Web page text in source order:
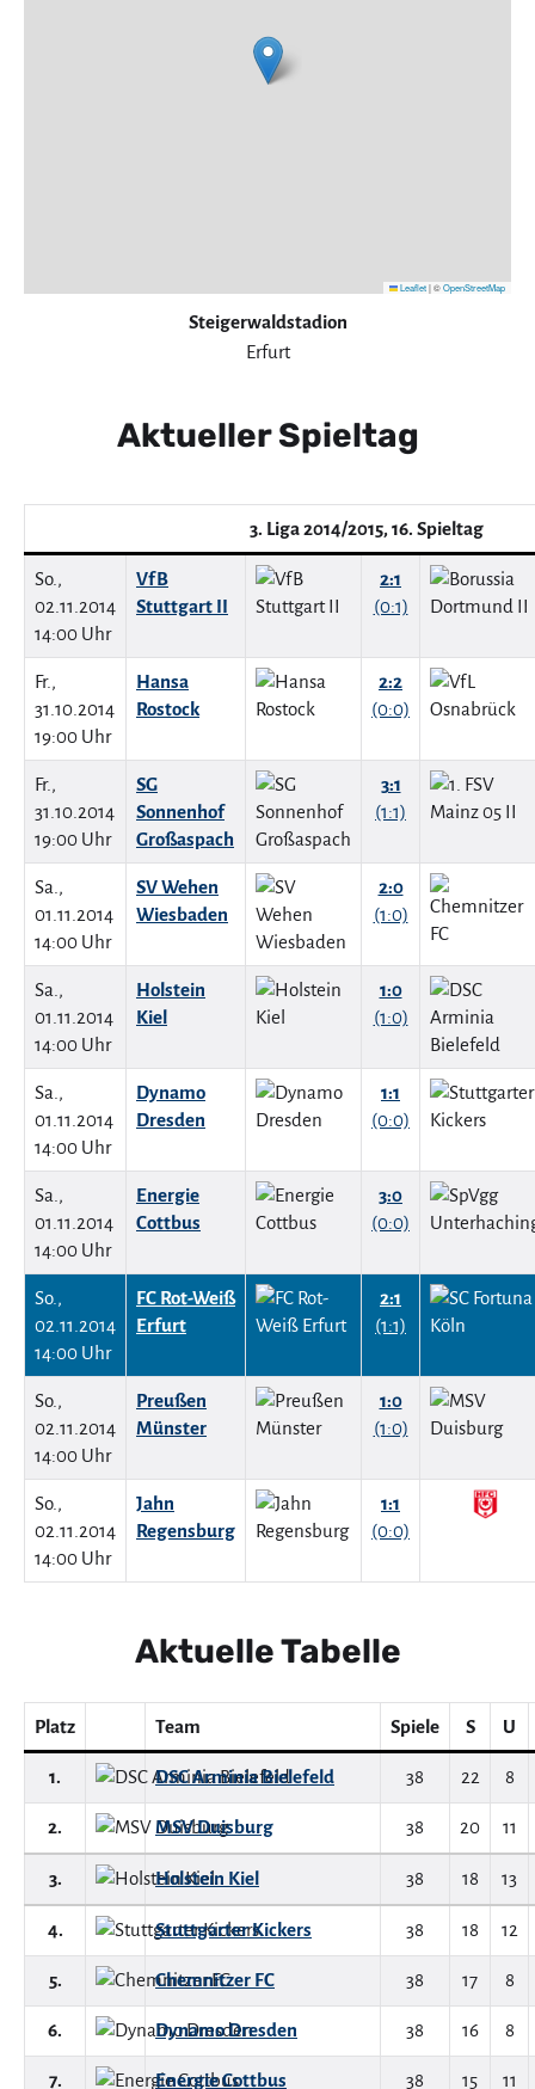
Leaflet|©OpenStreetMap
Steigerwaldstadion
Erfurt
Aktueller Spieltag
3. Liga 2014/2015, 16. Spieltag
So.,
02.11.2014
14:00 Uhr
VfB
Stuttgart II
2:1
(0:1)
Fr.,
31.10.2014
19:00 Uhr
Hansa
Rostock
2:2
(0:0)
Fr.,
31.10.2014
19:00 Uhr
SG
Sonnenhof
Großaspach
3:1
(1:1)
Sa.,
01.11.2014
14:00 Uhr
SV Wehen
Wiesbaden
2:0
(1:0)
Sa.,
01.11.2014
14:00 Uhr
Holstein
Kiel
1:0
(1:0)
Sa.,
01.11.2014
14:00 Uhr
Dynamo
Dresden
1:1
(0:0)
Sa.,
01.11.2014
14:00 Uhr
Energie
Cottbus
3:0
(0:0)
So.,
02.11.2014
14:00 Uhr
FC Rot-Weiß
Erfurt
2:1
(1:1)
So.,
02.11.2014
14:00 Uhr
Preußen
Münster
1:0
(1:0)
So.,
02.11.2014
14:00 Uhr
Jahn
Regensburg
1:1
(0:0)
Aktuelle Tabelle
Platz Team Spiele S U
1. DSC Arminia Bielefeld 38 22 8
2. MSV Duisburg 38 20 11
3. Holstein Kiel 38 18 13
4. Stuttgarter Kickers 38 18 12
5. Chemnitzer FC 38 17 8
6. Dynamo Dresden 38 16 8
7. Energie Cottbus 38 15 11